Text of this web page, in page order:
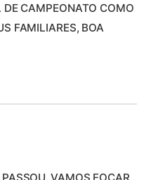
DE CAMPEONATO COMO
FAMILIARES, BOA
VAMOS FOCAR